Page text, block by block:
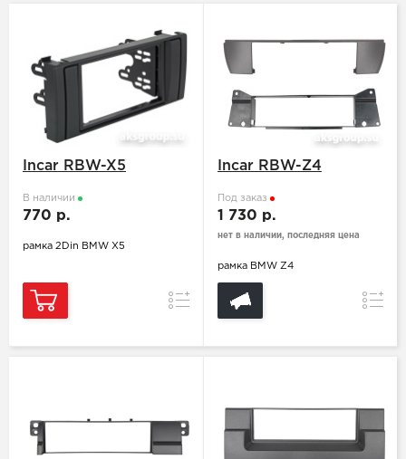
Incar RBW-X5
В наличии
770 р.
рамка 2Din BMW X5
Сравнение
Incar RBW-Z4
Под заказ
1 730 р.
нет в наличии, последняя цена
рамка BMW Z4